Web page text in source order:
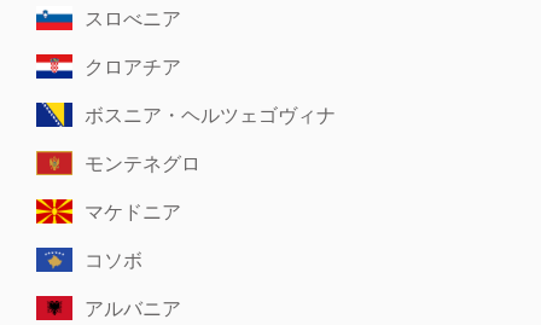
スロべニア
クロアチア
ボスニア・ヘルツェゴヴィナ
モンテネグロ
マケドニア
コソボ
アルバニア